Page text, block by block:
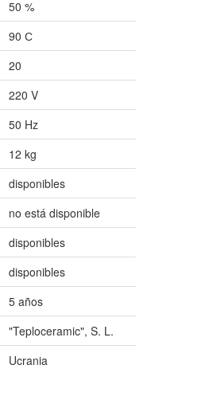
50 %
90 С
20
220 V
50 Hz
12 kg
disponibles
no está disponible
disponibles
disponibles
5 años
"Teploceramic", S. L.
Ucrania